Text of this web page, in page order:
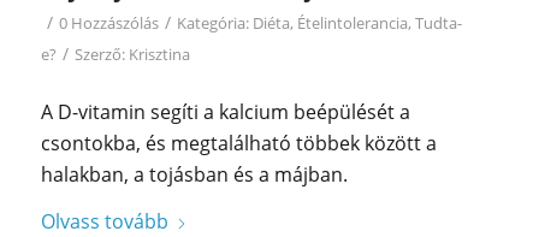
/ 0 Hozzászólás / Kategória: Diéta, Ételintolerancia, Tudta-
e? / Szerző: Krisztina
A D-vitamin segíti a kalcium beépülését a
csontokba, és megtalálható többek között a
halakban, a tojásban és a májban.
Olvass tovább